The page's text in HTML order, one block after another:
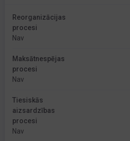
Reorganizācijas
procesi
Nav
Maksātnespējas
procesi
Nav
Tiesiskās
aizsardzības
procesi
Nav